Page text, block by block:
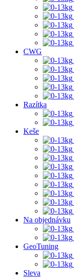
CWG
Razítka
Keše
Na objednávku
GeoTuning
Sleva